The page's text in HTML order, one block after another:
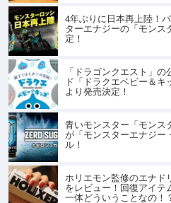
4年ぶりに日本再上陸！
ターエナジーの「モン
定！
「ドラゴンクエスト」
ド「ドラクエベビー＆
より発売決定！
青いモンスター「モンス
が「モンスターエナジー
ル！
ホリエモン監修のエナド
をレビュー！回復アイ
一体どういうことなの！